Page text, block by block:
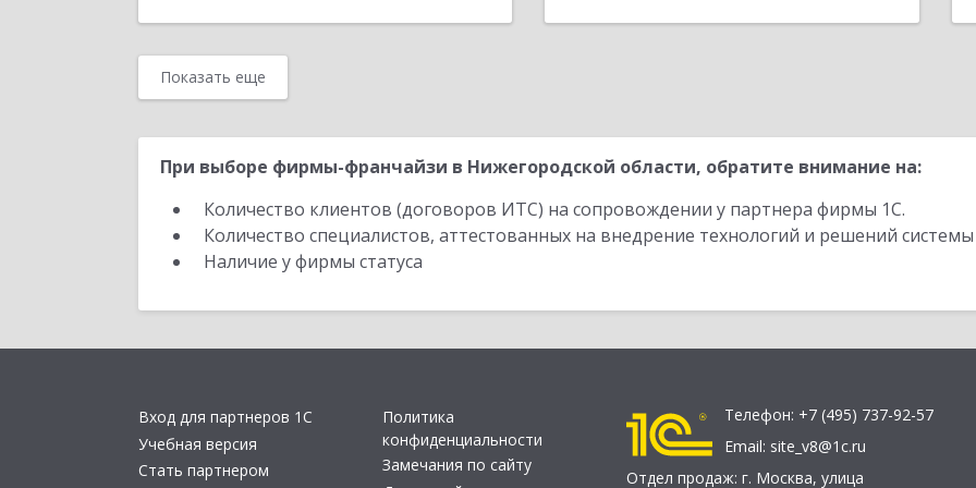
Показать еще
При выборе фирмы-франчайзи в Нижегородской области, обратите внимание на:
Количество клиентов (договоров ИТС) на сопровождении у партнера фирмы 1С.
Количество специалистов, аттестованных на внедрение технологий и решений
Наличие у фирмы статуса
Вход для партнеров 1С
Учебная версия
Стать партнером
Политика
конфиденциальности
Замечания по сайту
Телефон: +7 (495) 737-92-57
Email: site_v8@1c.ru
Отдел продаж: г. Москва, улица